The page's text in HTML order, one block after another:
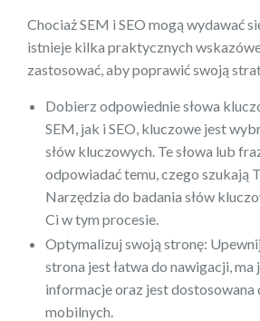
Chociaż SEM i SEO mogą wydawać
istnieje kilka praktycznych
zastosować, aby poprawić swoją
Dobierz odpowiednie słowa
SEM, jak i SEO, kluczowe jest
słów kluczowych. Te słowa lub
odpowiadać temu, czego szukają
Narzędzia do badania słów
Ci w tym procesie.
Optymalizuj swoją stronę:
strona jest łatwa do nawigacji, ma
informacje oraz jest dostosowana
mobilnych.